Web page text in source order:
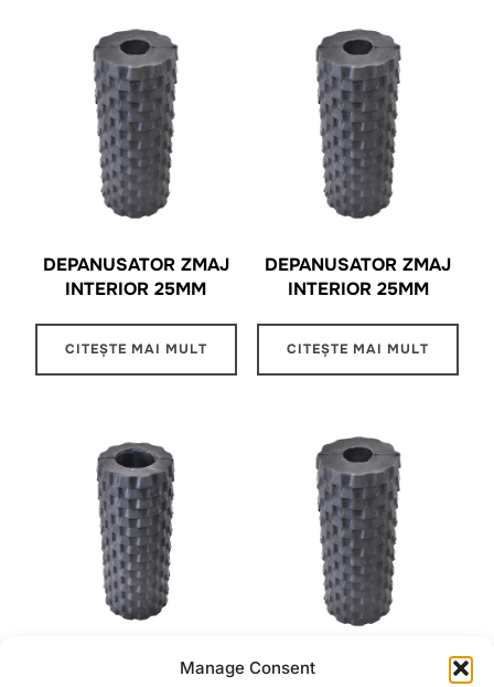
Manage Consent
DEPANUSATOR ZMAJ
INTERIOR 25MM
CITEȘTE MAI MULT
DEPANUSATOR ZMAJ
INTERIOR 25MM
CITEȘTE MAI MULT
DEPANUSATOR ZMAJ
DEPANUSATOR ZMAJ